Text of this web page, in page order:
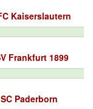
Kaiserslautern
Frankfurt 1899
SC Paderborn